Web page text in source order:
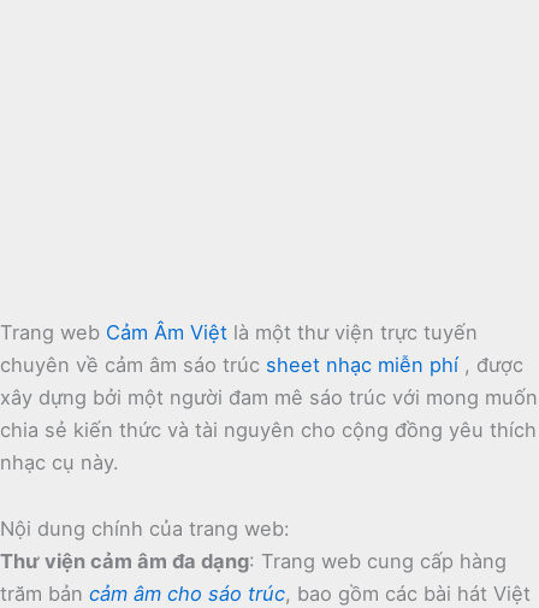
Trang web Cảm Âm Việt là một thư viện trực tuyến
chuyên về cảm âm sáo trúc sheet nhạc miễn phí , được
xây dựng bởi một người đam mê sáo trúc với mong muốn
chia sẻ kiến thức và tài nguyên cho cộng đồng yêu thích
nhạc cụ này.
Nội dung chính của trang web:
Thư viện cảm âm đa dạng: Trang web cung cấp hàng
trăm bản cảm âm cho sáo trúc, bao gồm các bài hát Việt